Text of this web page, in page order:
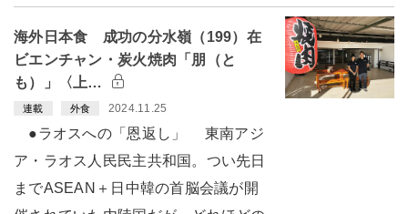
海外日本食 成功の分水嶺（199）在
ビエンチャン・炭火焼肉「朋（と
も）」〈上…
連載 外食 2024.11.25
●ラオスへの「恩返し」 東南アジ
ア・ラオス人民民主共和国。つい先日
までASEAN＋日中韓の首脳会議が開